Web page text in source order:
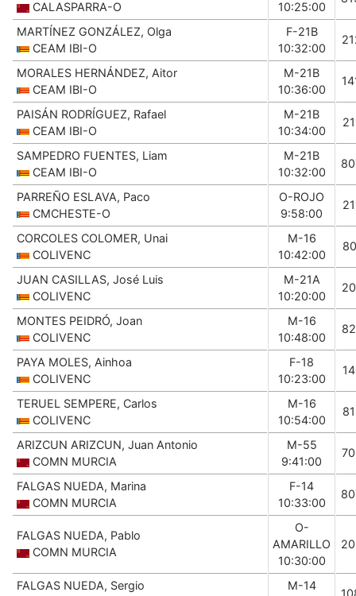
CALASPARRA-O
10:25:00
MARTÍNEZ GONZÁLEZ, Olga
CEAM IBI-O
F-21B
10:32:00
MORALES HERNÁNDEZ, Aitor
CEAM IBI-O
M-21B
10:36:00
PAISÁN RODRÍGUEZ, Rafael
CEAM IBI-O
M-21B
10:34:00
SAMPEDRO FUENTES, Liam
CEAM IBI-O
M-21B
10:32:00
PARREÑO ESLAVA, Paco
CMCHESTE-O
O-ROJO
9:58:00
CORCOLES COLOMER, Unai
COLIVENC
M-16
10:42:00
JUAN CASILLAS, José Luis
COLIVENC
M-21A
10:20:00
MONTES PEIDRÓ, Joan
COLIVENC
M-16
10:48:00
PAYA MOLES, Ainhoa
COLIVENC
F-18
10:23:00
TERUEL SEMPERE, Carlos
COLIVENC
M-16
10:54:00
ARIZCUN ARIZCUN, Juan Antonio
COMN MURCIA
M-55
9:41:00
FALGAS NUEDA, Marina
COMN MURCIA
F-14
10:33:00
FALGAS NUEDA, Pablo
COMN MURCIA
O-
AMARILLO
10:30:00
FALGAS NUEDA, Sergio
M-14